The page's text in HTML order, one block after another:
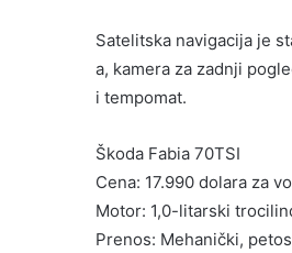
Satelitska navigacija je
a, kamera za zadnji
i tempomat.
Škoda Fabia 70TSI
Cena: 17.990 dolara za
Motor: 1,0-litarski
Prenos: Mehanički,